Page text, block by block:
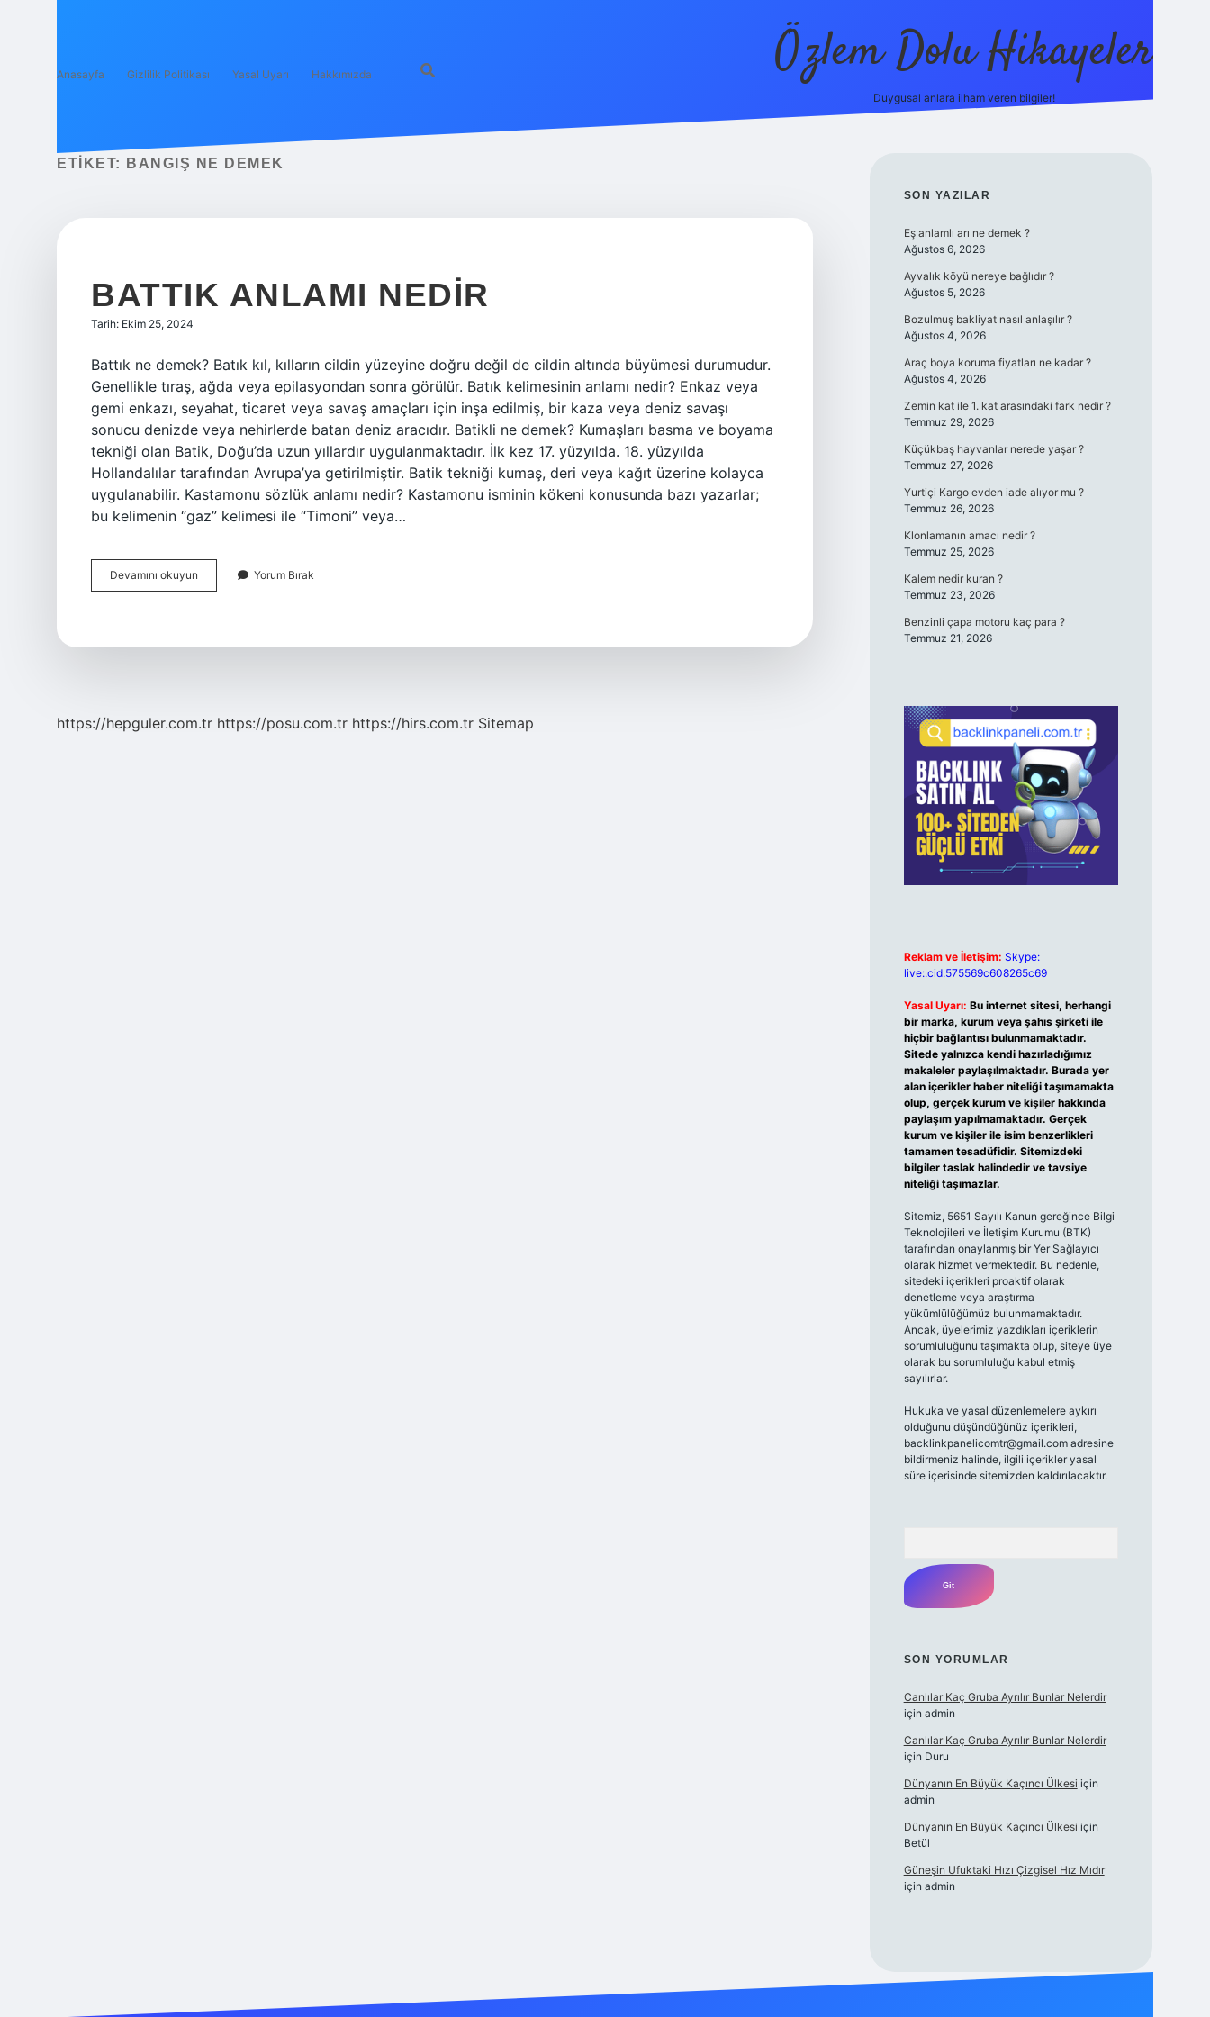
Anasayfa Gizlilik Politikası Yasal Uyarı Hakkımızda Özlem Dolu Hikayeler
Duygusal anlara ilham veren bilgiler!
ETIKET: BANGIŞ NE DEMEK
BATTIK ANLAMI NEDIR
Tarih: Ekim 25, 2024
Battık ne demek? Batık kıl, kılların cildin yüzeyine doğru değil de cildin altında büyümesi durumudur.
Genellikle tıraş, ağda veya epilasyondan sonra görülür. Batık kelimesinin anlamı nedir? Enkaz veya
gemi enkazı, seyahat, ticaret veya savaş amaçları için inşa edilmiş, bir kaza veya deniz savaşı
sonucu denizde veya nehirlerde batan deniz aracıdır. Batikli ne demek? Kumaşları basma ve boyama
tekniği olan Batik, Doğu’da uzun yıllardır uygulanmaktadır. İlk kez 17. yüzyılda. 18. yüzyılda
Hollandalılar tarafından Avrupa’ya getirilmiştir. Batik tekniği kumaş, deri veya kağıt üzerine kolayca
uygulanabilir. Kastamonu sözlük anlamı nedir? Kastamonu isminin kökeni konusunda bazı yazarlar;
bu kelimenin “gaz” kelimesi ile “Timoni” veya…
Devamını okuyun
Anlamı
Yorum Bırak
https://hepguler.com.tr https://posu.com.tr https://hirs.com.tr Sitemap
SIDEBAR
SON YAZILAR
Eş anlamlı arı ne demek ?
Ağustos 6, 2026
Ayvalık köyü nereye bağlıdır ?
Ağustos 5, 2026
Bozulmuş bakliyat nasıl anlaşılır ?
Ağustos 4, 2026
Araç boya koruma fiyatları ne kadar ?
Ağustos 4, 2026
Zemin kat ile 1. kat arasındaki fark nedir ?
Temmuz 29, 2026
Küçükbaş hayvanlar nerede yaşar ?
Temmuz 27, 2026
Yurtiçi Kargo evden iade alıyor mu ?
Temmuz 26, 2026
Klonlamanın amacı nedir ?
Temmuz 25, 2026
Kalem nedir kuran ?
Temmuz 23, 2026
Benzinli çapa motoru kaç para ?
Temmuz 21, 2026
Reklam ve İletişim: Skype:
live:.cid.575569c608265c69
Yasal Uyarı: Bu internet sitesi, herhangi
bir marka, kurum veya şahıs şirketi ile
hiçbir bağlantısı bulunmamaktadır.
Sitede yalnızca kendi hazırladığımız
makaleler paylaşılmaktadır. Burada yer
alan içerikler haber niteliği taşımamakta
olup, gerçek kurum ve kişiler hakkında
paylaşım yapılmamaktadır. Gerçek
kurum ve kişiler ile isim benzerlikleri
tamamen tesadüfidir. Sitemizdeki
bilgiler taslak halindedir ve tavsiye
niteliği taşımazlar.
Sitemiz, 5651 Sayılı Kanun gereğince Bilgi
Teknolojileri ve İletişim Kurumu (BTK)
tarafından onaylanmış bir Yer Sağlayıcı
olarak hizmet vermektedir. Bu nedenle,
sitedeki içerikleri proaktif olarak
denetleme veya araştırma
yükümlülüğümüz bulunmamaktadır.
Ancak, üyelerimiz yazdıkları içeriklerin
sorumluluğunu taşımakta olup, siteye üye
olarak bu sorumluluğu kabul etmiş
sayılırlar.
Hukuka ve yasal düzenlemelere aykırı
olduğunu düşündüğünüz içerikleri,
backlinkpanelicomtr@gmail.comadresine
bildirmeniz halinde, ilgili içerikler yasal
süre içerisinde sitemizden kaldırılacaktır.
SON YORUMLAR
Canlılar Kaç Gruba Ayrılır Bunlar Nelerdir
için admin
Canlılar Kaç Gruba Ayrılır Bunlar Nelerdir
için Duru
Dünyanın En Büyük Kaçıncı Ülkesi için
admin
Dünyanın En Büyük Kaçıncı Ülkesi için
Betül
Güneşin Ufuktaki Hızı Çizgisel Hız Mıdır
için admin